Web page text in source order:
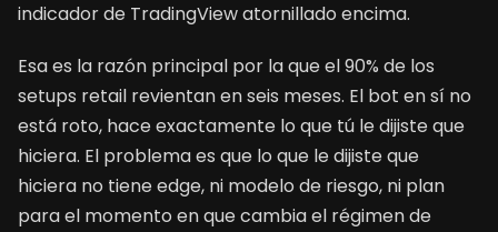
indicador de TradingView atornillado encima.
Esa es la razón principal por la que el 90% de los
setups retail revientan en seis meses. El bot en sí no
está roto, hace exactamente lo que tú le dijiste que
hiciera. El problema es que lo que le dijiste que
hiciera no tiene edge, ni modelo de riesgo, ni plan
para el momento en que cambia el régimen de